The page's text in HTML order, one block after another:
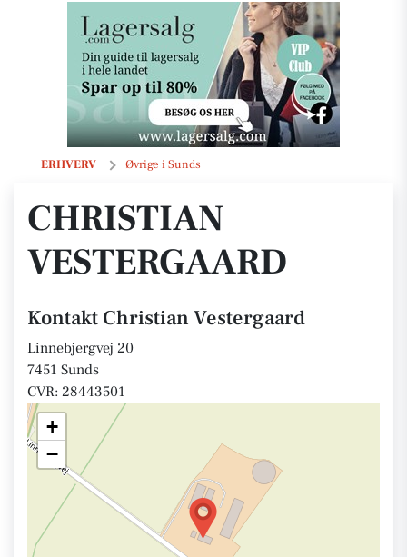
ERHVERV Øvrige i Sunds
Christian Vestergaard
CHRISTIAN
VESTERGAARD
Kontakt Christian Vestergaard
Linnebjergvej 20
7451 Sunds
CVR: 28443501
+
−